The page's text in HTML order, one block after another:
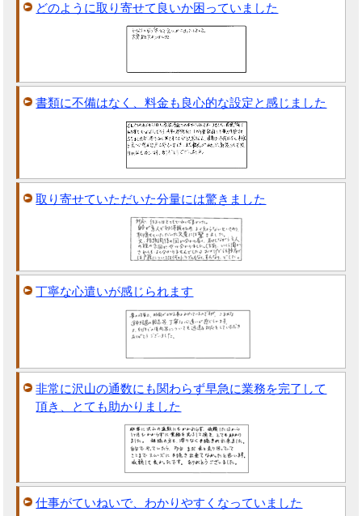
どのように取り寄せて良いか困っていました
書類に不備はなく、料金も良心的な設定と感じました
取り寄せていただいた分量には驚きました
丁寧な心遣いが感じられます
非常に沢山の通数にも関わらず早急に業務を完了して
頂き、とても助かりました
仕事がていねいで、わかりやすくなっていました